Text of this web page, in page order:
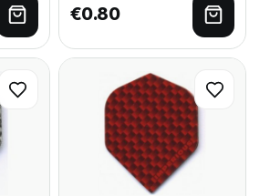
Toevoegen aan winkelwagen
€0.80